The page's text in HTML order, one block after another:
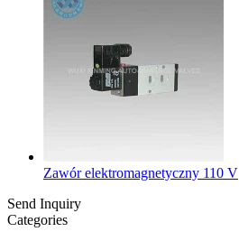
Zawór elektromagnetyczny 110 V
Send Inquiry
Categories